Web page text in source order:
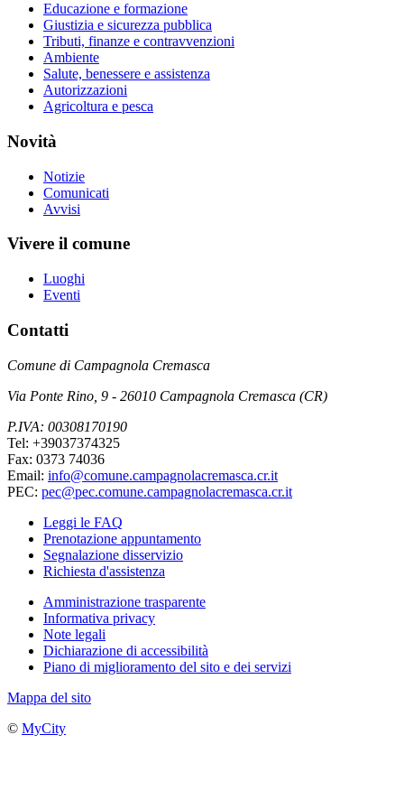
Educazione e formazione
Giustizia e sicurezza pubblica
Tributi, finanze e contravvenzioni
Ambiente
Salute, benessere e assistenza
Autorizzazioni
Agricoltura e pesca
Novità
Notizie
Comunicati
Avvisi
Vivere il comune
Luoghi
Eventi
Contatti
Comune di Campagnola Cremasca
Via Ponte Rino, 9 - 26010 Campagnola Cremasca (CR)
P.IVA: 00308170190
Tel: +39037374325
Fax: 0373 74036
Email: info@comune.campagnolacremasca.cr.it
PEC: pec@pec.comune.campagnolacremasca.cr.it
Leggi le FAQ
Prenotazione appuntamento
Segnalazione disservizio
Richiesta d'assistenza
Amministrazione trasparente
Informativa privacy
Note legali
Dichiarazione di accessibilità
Piano di miglioramento del sito e dei servizi
Mappa del sito
© MyCity